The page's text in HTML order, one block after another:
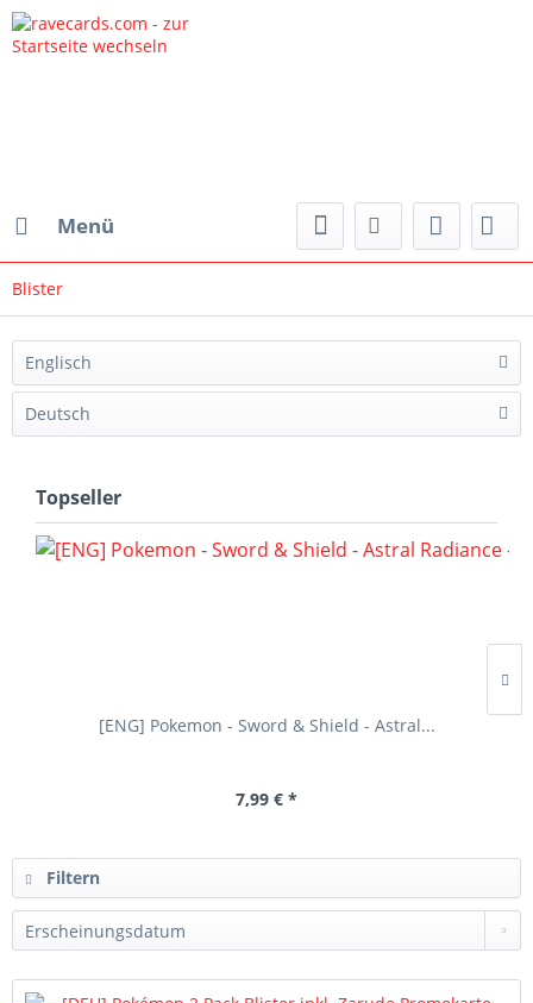
Menü
Blister
Englisch
Deutsch
Topseller
[ENG] Pokemon - Sword & Shield - Astral...
7,99 € *
Filtern